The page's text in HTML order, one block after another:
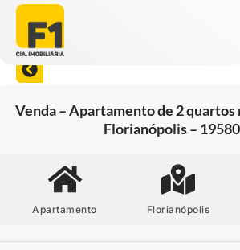
Venda – Apartamento de 2
Florianópolis –
Apartamento Florianópolis